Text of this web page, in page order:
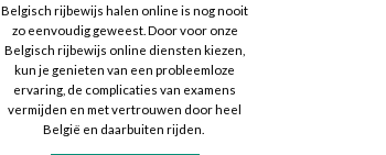
Belgisch rijbewijs halen online is nog nooit
zo eenvoudig geweest. Door voor onze
Belgisch rijbewijs online diensten kiezen,
kun je genieten van een probleemloze
ervaring, de complicaties van examens
vermijden en met vertrouwen door heel
België en daarbuiten rijden.